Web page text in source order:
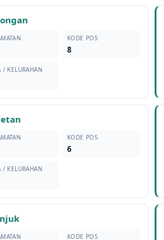
KODE POS
8
/ KELURAHAN
KODE POS
6
/ KELURAHAN
KODE POS